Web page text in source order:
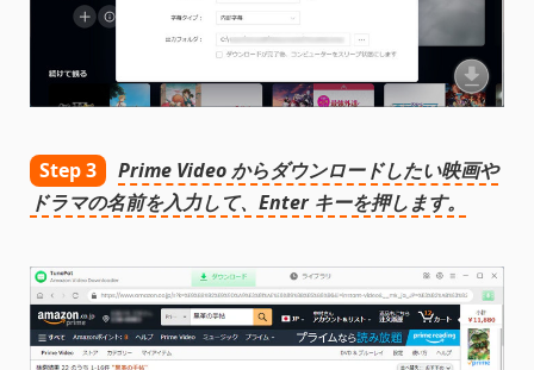
Step 3
Prime Video からダウンロードしたい映画や
ドラマの名前を入力して、Enter キーを押します。